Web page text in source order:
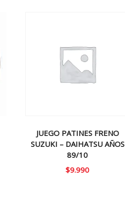
JUEGO PATINES FRENO
SUZUKI – DAIHATSU AÑOS
89/10
$9.990